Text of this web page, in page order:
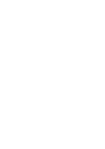
онлайн
жоғары сапалы